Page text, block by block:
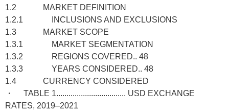
1.2 MARKET DEFINITION
1.2.1 INCLUSIONS AND EXCLUSIONS
1.3 MARKET SCOPE
1.3.1 MARKET SEGMENTATION
1.3.2 REGIONS COVERED.. 48
1.3.3 YEARS CONSIDERED.. 48
1.4 CURRENCY CONSIDERED
・ TABLE 1.................................. USD EXCHANGE
RATES, 2019–2021